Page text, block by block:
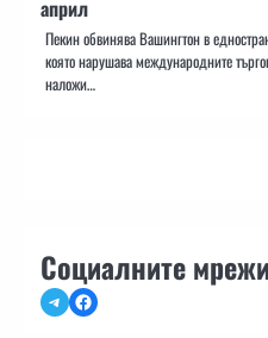
април
Пекин обвинява Вашингтон в
която нарушава международните
наложи…
Социалните мрежи
TelegramFacebook